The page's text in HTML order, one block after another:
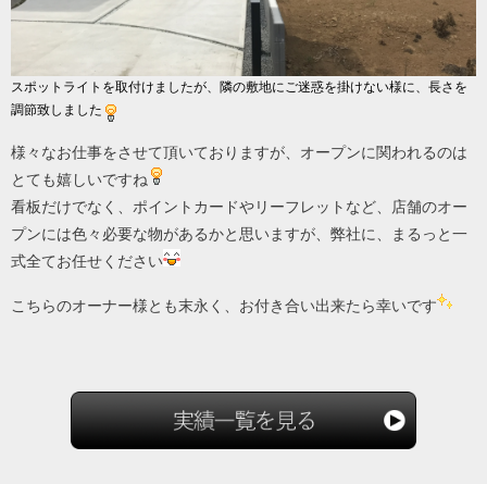
スポットライトを取付けましたが、隣の敷地にご迷惑を掛けない様に、長さを
調節致しました
様々なお仕事をさせて頂いておりますが、オープンに関われるのは
とても嬉しいですね
看板だけでなく、ポイントカードやリーフレットなど、店舗のオー
プンには色々必要な物があるかと思いますが、弊社に、まるっと一
式全てお任せください
こちらのオーナー様とも末永く、お付き合い出来たら幸いです